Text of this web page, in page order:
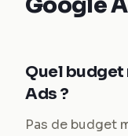
Quel
Ads ?
Pas de budget